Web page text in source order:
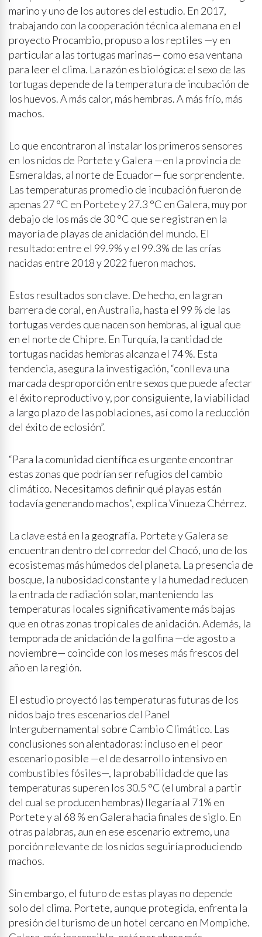
marino y uno de los autores del estudio. En 2017,
trabajando con la cooperación técnica alemana en el
proyecto Procambio, propuso a los reptiles —y en
particular a las tortugas marinas— como esa ventana
para leer el clima. La razón es biológica: el sexo de las
tortugas depende de la temperatura de incubación de
los huevos. A más calor, más hembras. A más frío, más
machos.
Lo que encontraron al instalar los primeros sensores
en los nidos de Portete y Galera —en la provincia de
Esmeraldas, al norte de Ecuador— fue sorprendente.
Las temperaturas promedio de incubación fueron de
apenas 27 °C en Portete y 27.3 °C en Galera, muy por
debajo de los más de 30 °C que se registran en la
mayoría de playas de anidación del mundo. El
resultado: entre el 99.9% y el 99.3% de las crías
nacidas entre 2018 y 2022 fueron machos.
Estos resultados son clave. De hecho, en la gran
barrera de coral, en Australia, hasta el 99 % de las
tortugas verdes que nacen son hembras, al igual que
en el norte de Chipre. En Turquía, la cantidad de
tortugas nacidas hembras alcanza el 74 %. Esta
tendencia, asegura la investigación, “conlleva una
marcada desproporción entre sexos que puede afectar
el éxito reproductivo y, por consiguiente, la viabilidad
a largo plazo de las poblaciones, así como la reducción
del éxito de eclosión”.
“Para la comunidad científica es urgente encontrar
estas zonas que podrían ser refugios del cambio
climático. Necesitamos definir qué playas están
todavía generando machos”, explica Vinueza Chérrez.
La clave está en la geografía. Portete y Galera se
encuentran dentro del corredor del Chocó, uno de los
ecosistemas más húmedos del planeta. La presencia de
bosque, la nubosidad constante y la humedad reducen
la entrada de radiación solar, manteniendo las
temperaturas locales significativamente más bajas
que en otras zonas tropicales de anidación. Además, la
temporada de anidación de la golfina —de agosto a
noviembre— coincide con los meses más frescos del
año en la región.
El estudio proyectó las temperaturas futuras de los
nidos bajo tres escenarios del Panel
Intergubernamental sobre Cambio Climático. Las
conclusiones son alentadoras: incluso en el peor
escenario posible —el de desarrollo intensivo en
combustibles fósiles—, la probabilidad de que las
temperaturas superen los 30.5 °C (el umbral a partir
del cual se producen hembras) llegaría al 71% en
Portete y al 68 % en Galera hacia finales de siglo. En
otras palabras, aun en ese escenario extremo, una
porción relevante de los nidos seguiría produciendo
machos.
Sin embargo, el futuro de estas playas no depende
solo del clima. Portete, aunque protegida, enfrenta la
presión del turismo de un hotel cercano en Mompiche.